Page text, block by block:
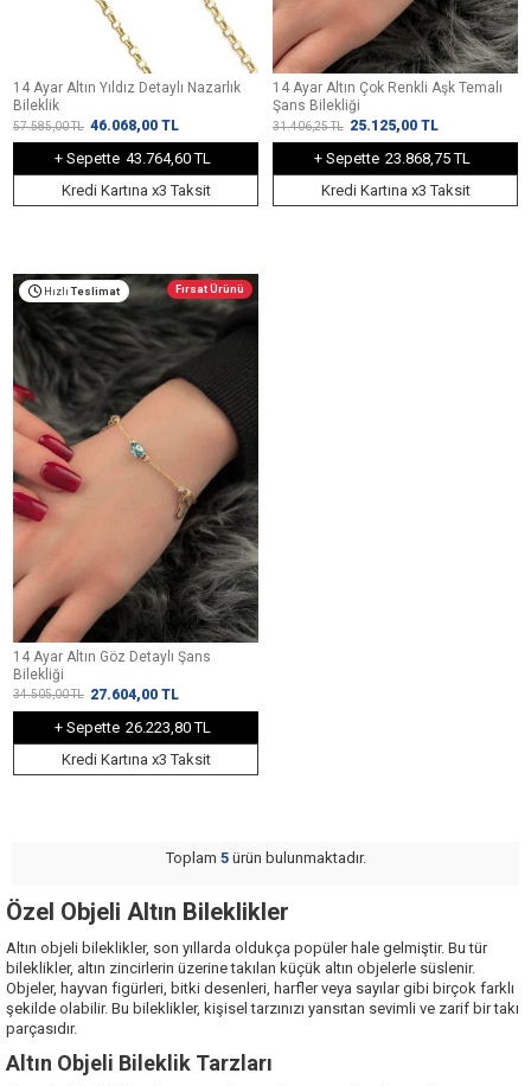
14 Ayar Altın Yıldız Detaylı Nazarlık
Bileklik
57.585,00TL 46.068,00 TL
+ Sepette 43.764,60 TL
Kredi Kartına x3 Taksit
14 Ayar Altın Çok Renkli Aşk Temalı
Şans Bilekliği
31.406,25TL 25.125,00 TL
+ Sepette 23.868,75 TL
Kredi Kartına x3 Taksit
Hızlı Teslimat Fırsat Ürünü
14 Ayar Altın Göz Detaylı Şans
Bilekliği
34.505,00TL 27.604,00 TL
+ Sepette 26.223,80 TL
Kredi Kartına x3 Taksit
Toplam 5ürün bulunmaktadır.
Özel Objeli Altın Bileklikler
Altın objeli bileklikler, son yıllarda oldukça popüler hale gelmiştir. Bu tür
bileklikler, altın zincirlerin üzerine takılan küçük altın objelerle süslenir.
Objeler, hayvan figürleri, bitki desenleri, harfler veya sayılar gibi birçok farklı
şekilde olabilir. Bu bileklikler, kişisel tarzınızı yansıtan sevimli ve zarif bir takı
parçasıdır.
Altın Objeli Bileklik Tarzları